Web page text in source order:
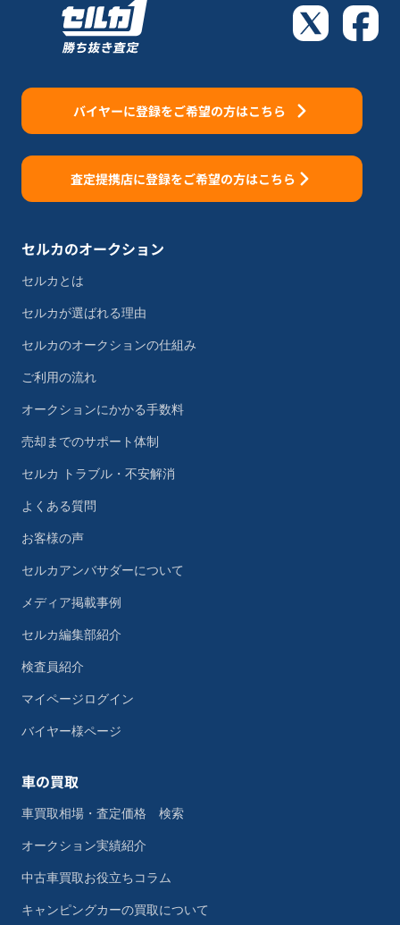
バイヤーに登録をご希望の方はこちら
査定提携店に登録をご希望の方はこちら
セルカのオークション
セルカとは
セルカが選ばれる理由
セルカのオークションの仕組み
ご利用の流れ
オークションにかかる手数料
売却までのサポート体制
セルカ トラブル・不安解消
よくある質問
お客様の声
セルカアンバサダーについて
メディア掲載事例
セルカ編集部紹介
検査員紹介
マイページログイン
バイヤー様ページ
車の買取
車買取相場・査定価格 検索
オークション実績紹介
中古車買取お役立ちコラム
キャンピングカーの買取について